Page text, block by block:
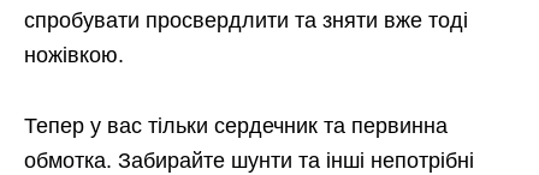
спробувати просвердлити та зняти вже тоді
ножівкою.
Тепер у вас тільки сердечник та первинна
обмотка. Забирайте шунти та інші непотрібні